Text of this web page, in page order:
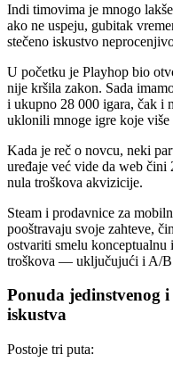
Indi timovima je mnogo
ako ne uspeju, gubitak
stečeno iskustvo
U početku je Playhop bio
nije kršila zakon. Sada
i ukupno 28 000 igara, čak i
uklonili mnoge igre koje više
Kada je reč o novcu, neki
uređaje već vide da web
nula troškova akvizicije.
Steam i prodavnice za
pooštravaju svoje zahteve,
ostvariti smelu
troškova — uključujući i A/B
Ponuda jedinstvenog i
iskustva
Postoje tri puta: